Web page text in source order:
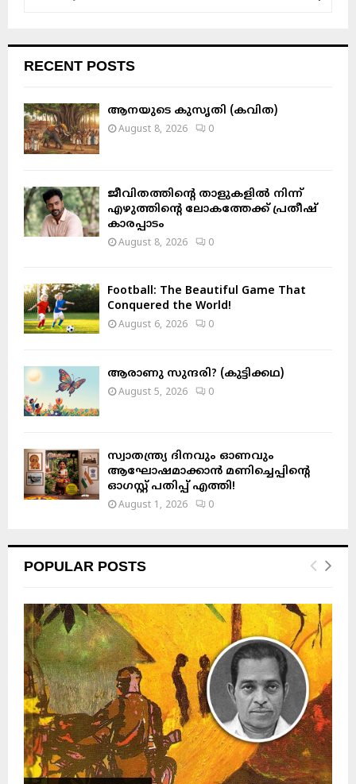
h
o
r
:
RECENT POSTS
ആനയുടെ കുസൃതി (കവിത)
August 8, 2026 0
ജീവിതത്തിന്റെ താളുകളിൽ നിന്ന്
എഴുത്തിന്റെ ലോകത്തേക്ക് പ്രതീഷ്
കാരപ്പാടം
August 8, 2026 0
Football: The Beautiful Game That
Conquered the World!
August 6, 2026 0
ആരാണു സുന്ദരി? (കുട്ടിക്കഥ)
August 5, 2026 0
സ്വാതന്ത്ര്യ ദിനവും ഓണവും
ആഘോഷമാക്കാൻ മണിച്ചെപ്പിന്റെ
ഓഗസ്റ്റ് പതിപ്പ് എത്തി!
August 1, 2026 0
POPULAR POSTS